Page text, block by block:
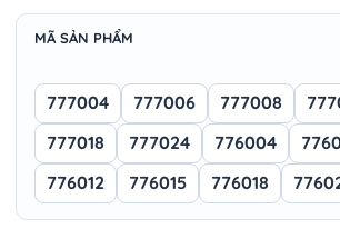
MÃ SẢN PHẨM
777004 777006 777008
777018
777024 776004
776012
776015 776018